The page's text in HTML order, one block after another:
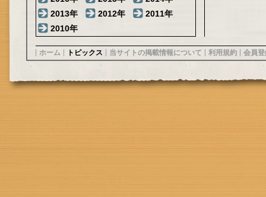
2013年
2012年
2011年
2010年
ホーム トピックス 当サイトの掲載情報について 利用規約 会員